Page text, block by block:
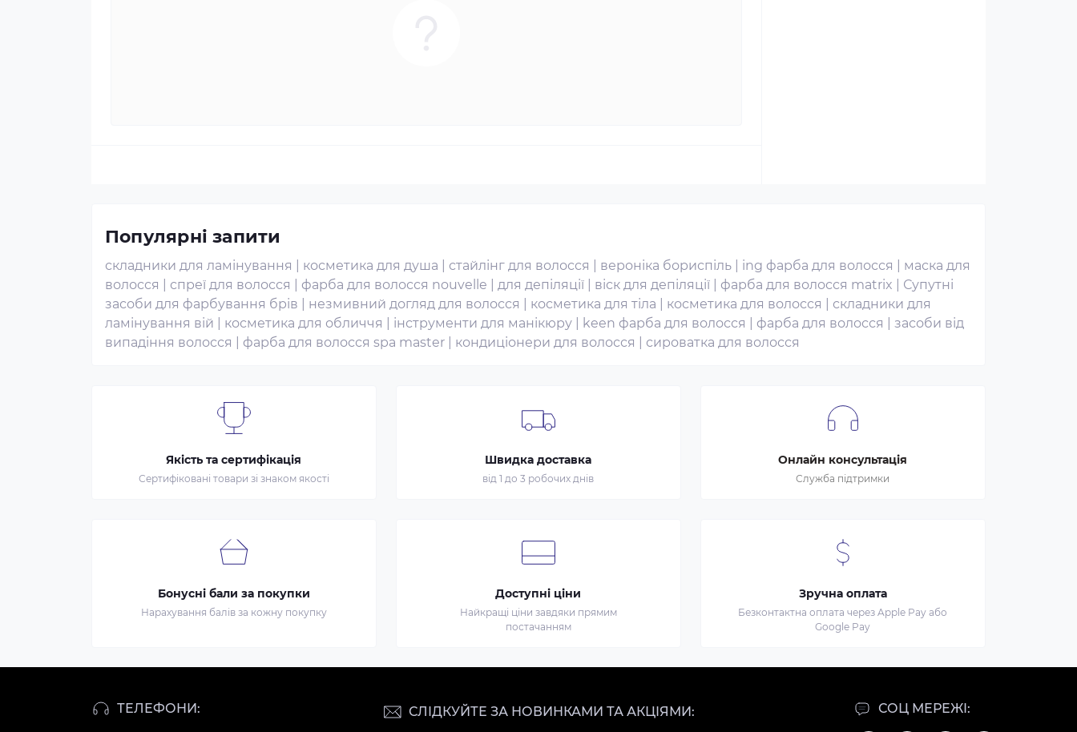
Популярні запити
складники для ламінування косметика для душа стайлінг для волосся вероніка бориспіль ing фарба для волосся
маска для
волосся
спреї для волосся фарба для волосся nouvelle для депіляції віск для депіляції фарба для волосся matrix
Супутні
засоби для фарбування брів
незмивний догляд для волосся косметика для тіла косметика для волосся
складники для
ламінування вій
косметика для обличчя інструменти для манікюру keen фарба для волосся фарба для волосся
засоби від
випадіння волосся
фарба для волосся spa master кондиціонери для волосся сироватка для волосся
Якість та сертифікація
Сертифіковані товари зі знаком якості
Швидка доставка
від 1 до 3 робочих днів
Онлайн консультація
Служба підтримки
Бонусні бали за покупки
Нарахування балів за кожну покупку
Доступні ціни
Найкращі ціни завдяки прямим
постачанням
Зручна оплата
Безконтактна оплата через Apple Pay або
Google Pay
ТЕЛЕФОНИ: СОЦ МЕРЕЖІ:
СЛІДКУЙТЕ ЗА НОВИНКАМИ ТА АКЦІЯМИ: